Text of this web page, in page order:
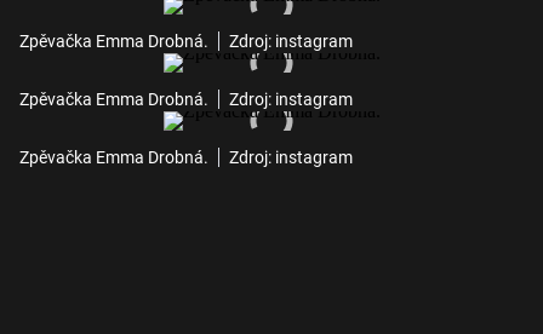
Zpěvačka Emma Drobná. Zdroj: instagram
Zpěvačka Emma Drobná. Zdroj: instagram
Zpěvačka Emma Drobná. Zdroj: instagram